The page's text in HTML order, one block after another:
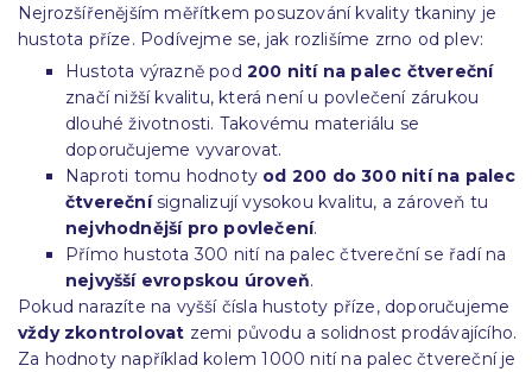
Nejrozšířenějším měřítkem posuzování kvality tkaniny je
hustota příze. Podívejme se, jak rozlišíme zrno od plev:
Hustota výrazně pod 200 nití na palec čtvereční
značí nižší kvalitu, která není u povlečení zárukou
dlouhé životnosti. Takovému materiálu se
doporučujeme vyvarovat.
Naproti tomu hodnoty od 200 do 300 nití na palec
čtverečnísignalizují vysokou kvalitu, a zároveň tu
nejvhodnější pro povlečení.
Přímo hustota 300 nití na palec čtvereční se řadí na
nejvyšší evropskou úroveň.
Pokud narazíte na vyšší čísla hustoty příze, doporučujeme
vždy zkontrolovat zemi původu a solidnost prodávajícího.
Za hodnoty například kolem 1000 nití na palec čtvereční je